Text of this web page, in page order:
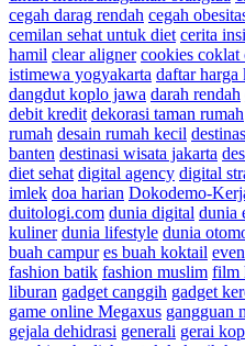
cegah darag rendah cegah
cemilan sehat untuk diet cerita
hamil clear aligner cookies coklat
istimewa yogyakarta daftar harga
dangdut koplo jawa darah rendah
debit kredit dekorasi taman rumah
rumah desain rumah kecil
banten destinasi wisata jakarta
diet sehat digital agency digital
imlek doa harian Dokodemo-
duitologi.com dunia digital dunia
kuliner dunia lifestyle dunia
buah campur es buah koktail
fashion batik fashion muslim film
liburan gadget canggih gadget
game online Megaxus gangguan
gejala dehidrasi generali gerai